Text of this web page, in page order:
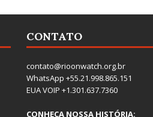
CONTATO
contato@rioonwatch.org.br
WhatsApp +55.21.998.865.151
EUA VOIP +1.301.637.7360
CONHEÇA NOSSA HISTÓRIA: